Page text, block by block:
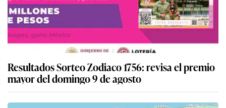
Resultados Sorteo Zodiaco 1756: revisa el premio
mayor del domingo 9 de agosto